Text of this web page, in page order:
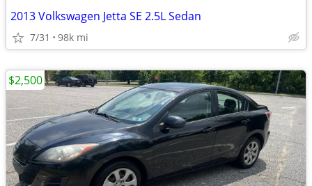
2013 Volkswagen Jetta SE 2.5L Sedan
7/31 98k mi
$2,500